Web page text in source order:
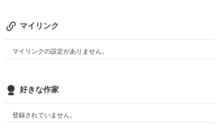
約束はきっと、長い人生をかけて、自然と向き合って行けるのか
な？と思いました。
マイリンク
マイリンクの設定がありません。
好きな作家
登録されていません。